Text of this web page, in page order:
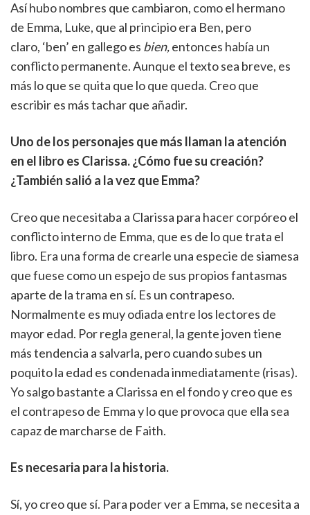
Así hubo nombres que cambiaron, como el hermano
de Emma, Luke, que al principio era Ben, pero
claro, ‘ben’ en gallego es bien,entonces había un
conflicto permanente. Aunque el texto sea breve, es
más lo que se quita que lo que queda. Creo que
escribir es más tachar que añadir.
Uno de los personajes que más llaman la atención
en el libro es Clarissa. ¿Cómo fue su creación?
¿También salió a la vez que Emma?
Creo que necesitaba a Clarissa para hacer corpóreo el
conflicto interno de Emma, que es de lo que trata el
libro. Era una forma de crearle una especie de siamesa
que fuese como un espejo de sus propios fantasmas
aparte de la trama en sí. Es un contrapeso.
Normalmente es muy odiada entre los lectores de
mayor edad. Por regla general, la gente joven tiene
más tendencia a salvarla, pero cuando subes un
poquito la edad es condenada inmediatamente (risas).
Yo salgo bastante a Clarissa en el fondo y creo que es
el contrapeso de Emma y lo que provoca que ella sea
capaz de marcharse de Faith.
Es necesaria para la historia.
Sí, yo creo que sí. Para poder ver a Emma, se necesita a